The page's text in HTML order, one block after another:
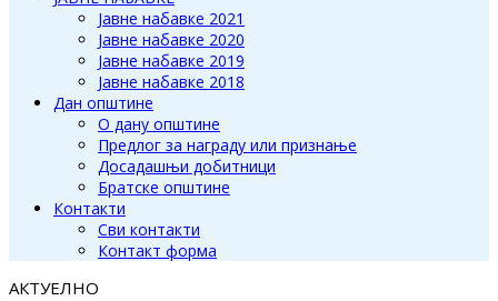
Јавне набавке 2021
Јавне набавке 2020
Јавне набавке 2019
Јавне набавке 2018
Дан општине
О дану општине
Предлог за награду или признање
Досадашњи добитници
Братске општине
Контакти
Сви контакти
Контакт форма
АКТУЕЛНО